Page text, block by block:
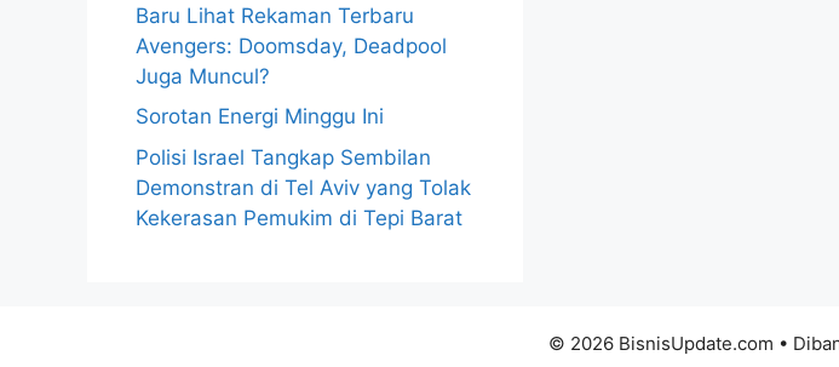
Baru Lihat Rekaman Terbaru
Avengers: Doomsday, Deadpool
Juga Muncul?
Sorotan Energi Minggu Ini
Polisi Israel Tangkap Sembilan
Demonstran di Tel Aviv yang Tolak
Kekerasan Pemukim di Tepi Barat
© 2026 BisnisUpdate.com •